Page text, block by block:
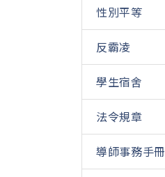
性別平等
反霸凌
學生宿舍
法令規章
導師事務手冊